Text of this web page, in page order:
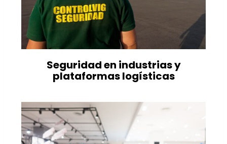
Seguridad en industrias y
plataformas logísticas